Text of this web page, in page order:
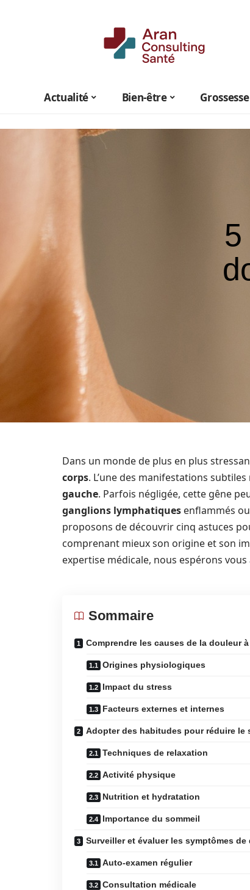
Actualité Bien-être Grossesse
Dans un monde de plus en plus
corps. L’une des manifestations
gauche. Parfois négligée, cette gêne
ganglions lymphatiques enflammés
proposons de découvrir cinq astuces
comprenant mieux son origine et son
expertise médicale, nous espérons
Sommaire
Comprendre les causes de la douleur
Origines physiologiques
Impact du stress
Facteurs externes et internes
Adopter des habitudes pour réduire le
Techniques de relaxation
Activité physique
Nutrition et hydratation
Importance du sommeil
Surveiller et évaluer les symptômes de
Auto-examen régulier
Consultation médicale